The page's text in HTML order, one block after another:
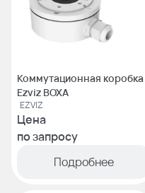
Коммутационная коробка
Ezviz BOXA
EZVIZ
Цена
по запросу
Подробнее